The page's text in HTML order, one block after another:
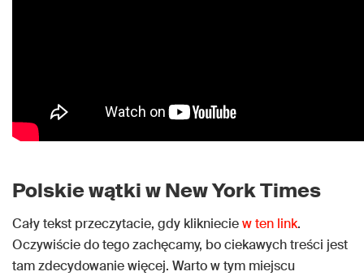
Polskie wątki w New York Times
Cały tekst przeczytacie, gdy kliknieciew ten link.
Oczywiście do tego zachęcamy, bo ciekawych treści jest
tam zdecydowanie więcej. Warto w tym miejscu